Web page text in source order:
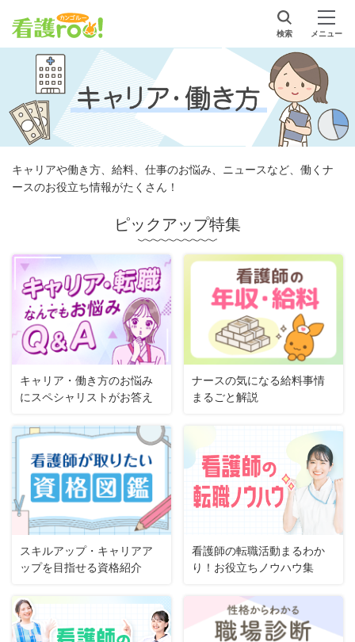
検索 メニュー
キャリアや働き方、給料、仕事のお悩み、ニュースなど、働くナ
ースのお役立ち情報がたくさん！
ピックアップ特集
キャリア・働き方のお悩み
にスペシャリストがお答え
ナースの気になる給料事情
まるごと解説
スキルアップ・キャリアア
ップを目指せる資格紹介
看護師の転職活動まるわか
り！お役立ちノウハウ集